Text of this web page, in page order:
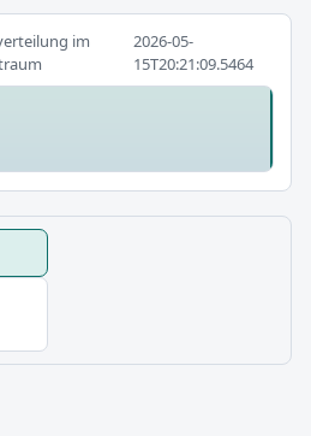
im
2026-05-
15T20:21:09.5464